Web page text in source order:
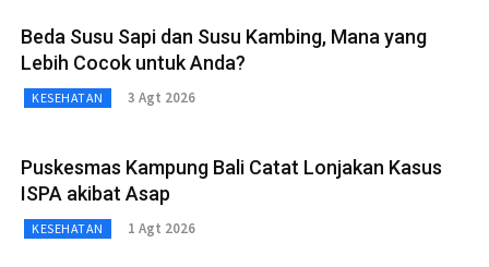
Beda Susu Sapi dan Susu Kambing, Mana yang
Lebih Cocok untuk Anda?
KESEHATAN 3 Agt 2026
Puskesmas Kampung Bali Catat Lonjakan Kasus
ISPA akibat Asap
KESEHATAN 1 Agt 2026